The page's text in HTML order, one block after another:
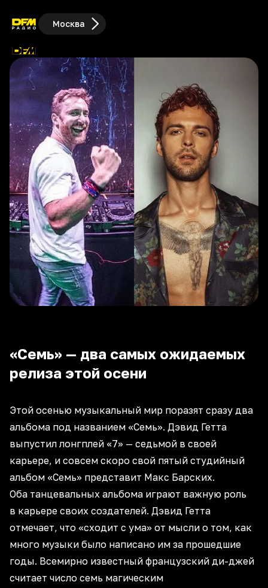
Москва
«Семь» — два самых ожидаемых
релиза этой осени
Этой осенью музыкальный мир поразят сразу два
альбома под названием «Семь». Дэвид Гетта
выпустил лонгплей «7» — седьмой в своей
карьере, и совсем скоро свой пятый студийный
альбом «Семь» представит Макс Барских.
Оба танцевальных альбома играют важную роль
в карьере своих создателей. Дэвид Гетта
отмечает, что «сходит с ума» от мысли о том, как
много музыки было написано им за прошедшие
годы. Всемирно известный французский ди-джей
считает число семь магическим